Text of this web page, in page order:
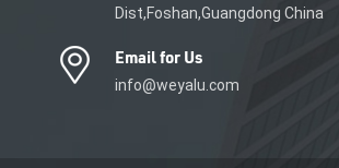
Dist,Foshan,Guangdong China
Email for Us
info@weyalu.com